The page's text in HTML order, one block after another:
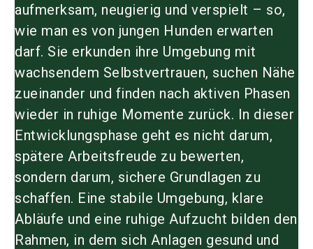
aufmerksam, neugierig und verspielt – so,
wie man es von jungen Hunden erwarten
darf. Sie erkunden ihre Umgebung mit
wachsendem Selbstvertrauen, suchen Nähe
zueinander und finden nach aktiven Phasen
wieder in ruhige Momente zurück. In dieser
Entwicklungsphase geht es nicht darum,
spätere Arbeitsfreude zu bewerten,
sondern darum, sichere Grundlagen zu
schaffen. Eine stabile Umgebung, klare
Abläufe und eine ruhige Aufzucht bilden den
Rahmen, in dem sich Anlagen gesund und